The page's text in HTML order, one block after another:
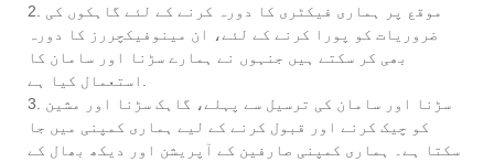
2. موقع پر ہماری فیکٹری کا دورہ کرنے کے لئے گاہکوں کی
ضروریات کو پورا کرنے کے لئے، ان مینوفیکچررز کا دورہ
بھی کر سکتے ہیں جنہوں نے ہمارے سڑنا اور سامان کا
3. سڑنا اور سامان کی ترسیل سے پہلے، گاہک سڑنا اور مشین
کو چیک کرنے اور قبول کرنے کے لیے ہماری کمپنی میں جا
سکتا ہے۔ ہماری کمپنی صارفین کے آپریشن اور دیکھ بھال کے